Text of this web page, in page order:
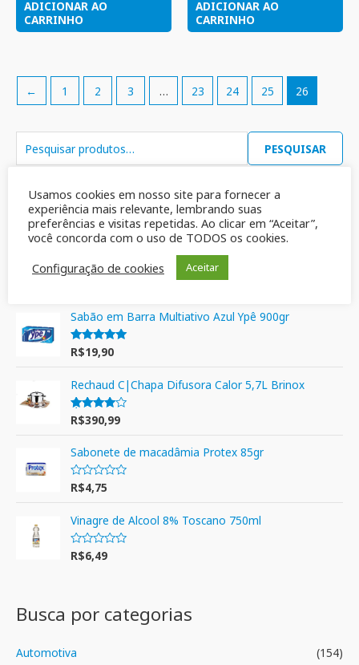
PESQUISAR
Mais vendidos
Sabão em Barra Multiativo Azul Ypê 900gr
Avaliação
5.00
de 5
R$19,90
Rechaud C|Chapa Difusora Calor 5,7L Brinox
Avaliação
4.00
de 5
R$390,99
Sabonete de macadâmia Protex 85gr
A
l
i
a
ã
5
R$4,75
Vinagre de Alcool 8% Toscano 750ml
A
ç
ã
d
R$6,49
Busca por categorias
Automotiva
(154)
ADICIONAR AO
CARRINHO
ADICIONAR AO
CARRINHO
← 1 2 3 … 23 24 25 26
Usamos cookies em nosso site para fornecer a
experiência mais relevante, lembrando suas
preferências e visitas repetidas. Ao clicar em “Aceitar”,
você concorda com o uso de TODOS os cookies.
Configuração de cookies
Aceitar